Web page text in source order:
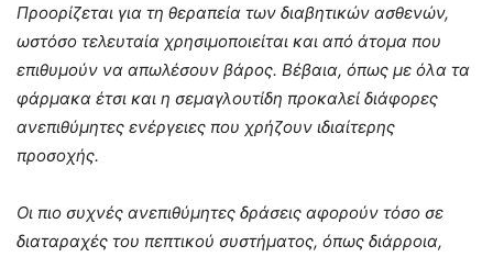
Προορίζεται για τη θεραπεία των διαβητικών ασθενών,
ωστόσο τελευταία χρησιμοποιείται και από άτομα που
επιθυμούν να απωλέσουν βάρος. Βέβαια, όπως με όλα τα
φάρμακα έτσι και η σεμαγλουτίδη προκαλεί διάφορες
ανεπιθύμητες ενέργειες που χρήζουν ιδιαίτερης
προσοχής.
Οι πιο συχνές ανεπιθύμητες δράσεις αφορούν τόσο σε
διαταραχές του πεπτικού συστήματος, όπως διάρροια,